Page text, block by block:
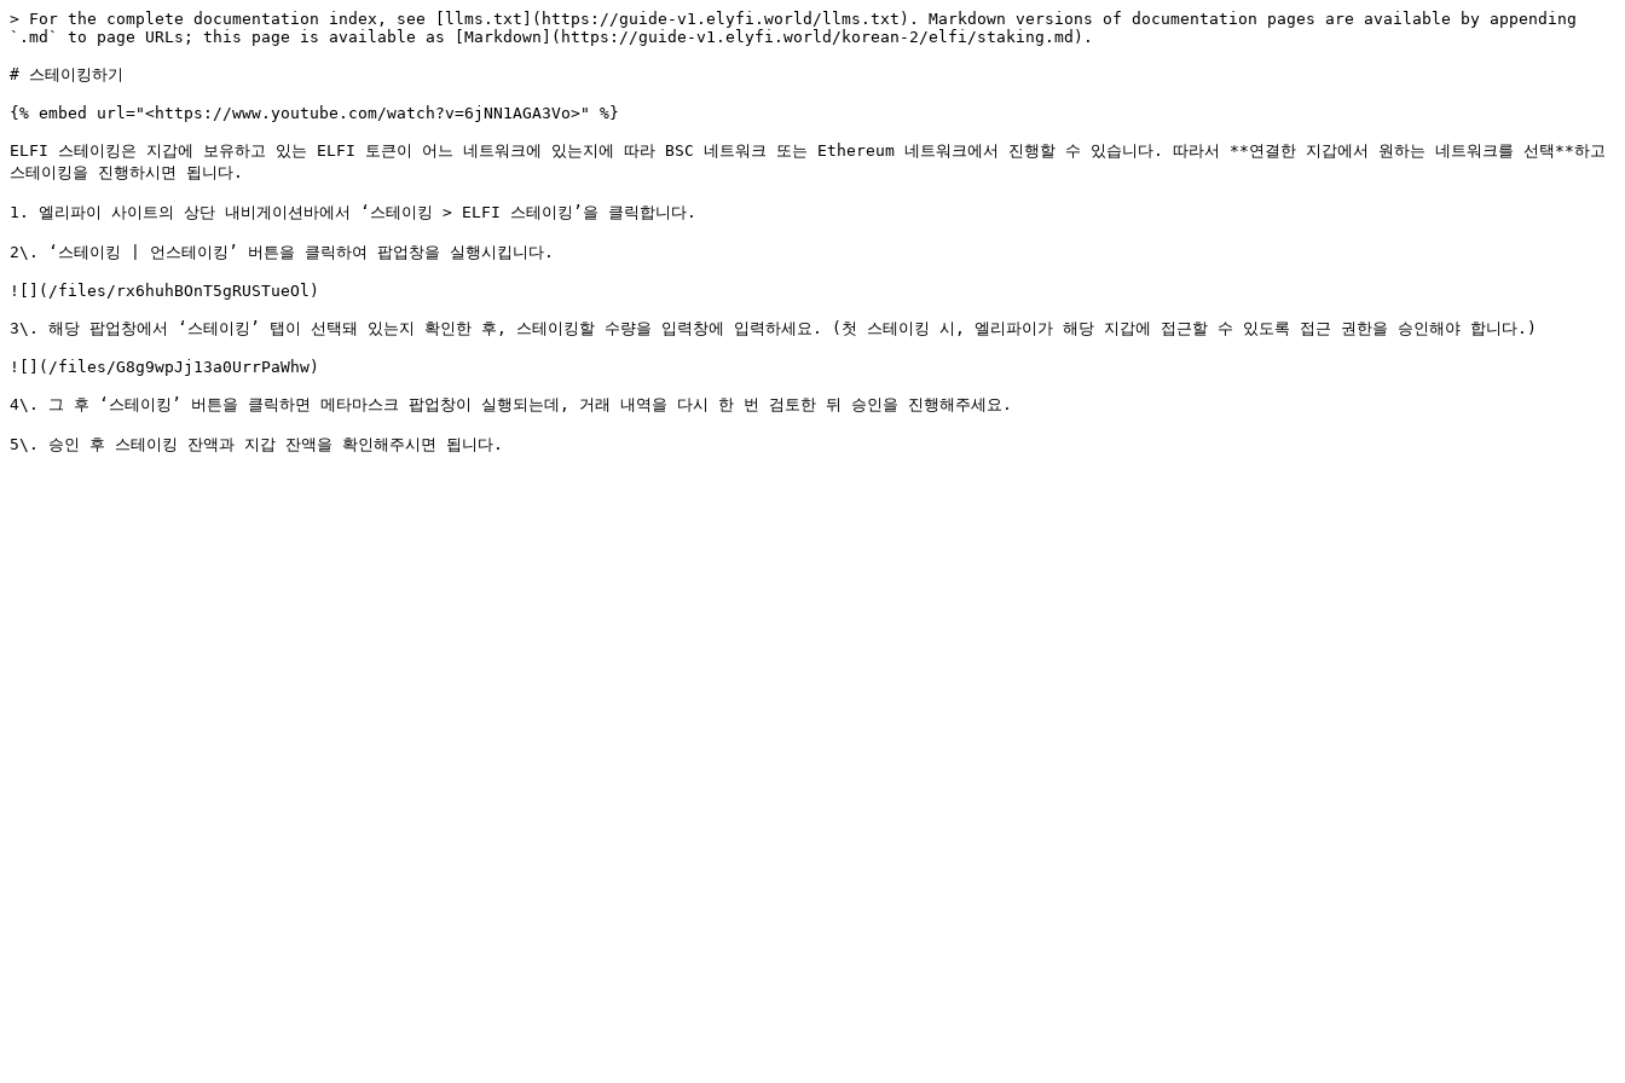
> For the complete documentation index, see [llms.txt](https://guide-v1.elyfi.world/llms.txt). Markdown versions of documentation pages are available by appending
`.md` to page URLs; this page is available as [Markdown](https://guide-v1.elyfi.world/korean-2/elfi/staking.md).
# 스테이킹하기
{% embed url="<https://www.youtube.com/watch?v=6jNN1AGA3Vo>" %}
ELFI 스테이킹은 지갑에 보유하고 있는 ELFI 토큰이 어느 네트워크에 있는지에 따라 BSC 네트워크 또는 Ethereum 네트워크에서 진행할 수 있습니다. 따라서 **연결한 지갑에서 원하는 네트워크를 선택**하고
스테이킹을 진행하시면 됩니다.
1. 엘리파이 사이트의 상단 내비게이션바에서 ‘스테이킹 > ELFI 스테이킹’을 클릭합니다.
2\. ‘스테이킹 | 언스테이킹’ 버튼을 클릭하여 팝업창을 실행시킵니다.
![](/files/rx6huhBOnT5gRUSTueOl)
3\. 해당 팝업창에서 ‘스테이킹’ 탭이 선택돼 있는지 확인한 후, 스테이킹할 수량을 입력창에 입력하세요. (첫 스테이킹 시, 엘리파이가 해당 지갑에 접근할 수 있도록 접근 권한을 승인해야 합니다.)
![](/files/G8g9wpJj13a0UrrPaWhw)
4\. 그 후 ‘스테이킹’ 버튼을 클릭하면 메타마스크 팝업창이 실행되는데, 거래 내역을 다시 한 번 검토한 뒤 승인을 진행해주세요.